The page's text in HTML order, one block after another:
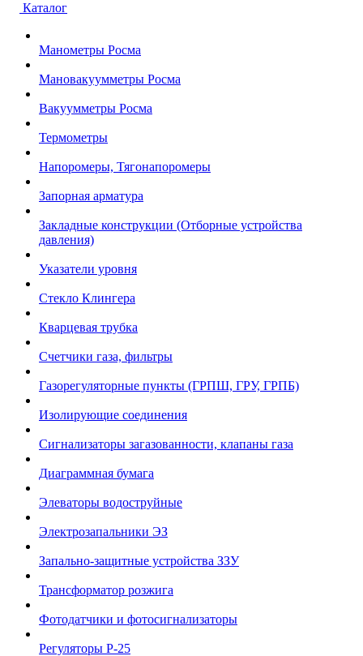
Каталог
Манометры Росма
Мановакуумметры Росма
Вакуумметры Росма
Термометры
Напоромеры, Тягонапоромеры
Запорная арматура
Закладные конструкции (Отборные устройства
давления)
Указатели уровня
Стекло Клингера
Кварцевая трубка
Счетчики газа, фильтры
Газорегуляторные пункты (ГРПШ, ГРУ, ГРПБ)
Изолирующие соединения
Сигнализаторы загазованности, клапаны газа
Диаграммная бумага
Элеваторы водоструйные
Электрозапальники ЭЗ
Запально-защитные устройства ЗЗУ
Трансформатор розжига
Фотодатчики и фотосигнализаторы
Регуляторы Р-25